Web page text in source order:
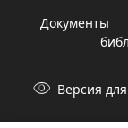
Документы
visibility Версия